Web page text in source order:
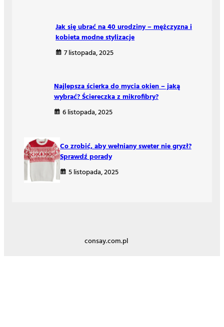
Jak się ubrać na 40 urodziny – mężczyzna i
kobieta modne stylizacje
7 listopada, 2025
Najlepsza ścierka do mycia okien – jaką
wybrać? Ściereczka z mikrofibry?
6 listopada, 2025
Co zrobić, aby wełniany sweter nie gryzł?
Sprawdź porady
5 listopada, 2025
consay.com.pl